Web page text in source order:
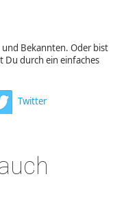
Bekannten. Oder bist
Du durch ein einfaches
Twitter